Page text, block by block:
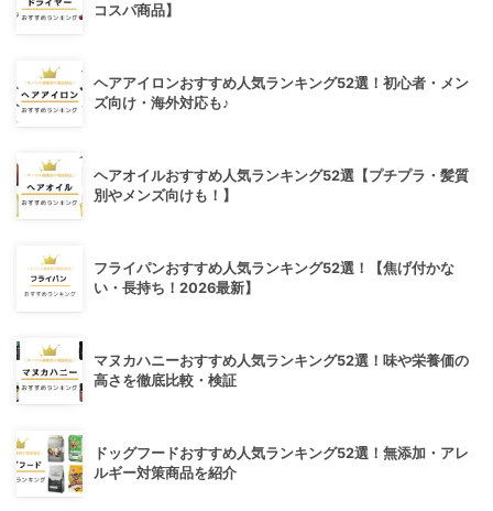
コスパ商品】
ヘアアイロンおすすめ人気ランキング52選！初心者・メン
ズ向け・海外対応も♪
ヘアオイルおすすめ人気ランキング52選【プチプラ・髪質
別やメンズ向けも！】
フライパンおすすめ人気ランキング52選！【焦げ付かな
い・長持ち！2026最新】
マヌカハニーおすすめ人気ランキング52選！味や栄養価の
高さを徹底比較・検証
ドッグフードおすすめ人気ランキング52選！無添加・アレ
ルギー対策商品を紹介